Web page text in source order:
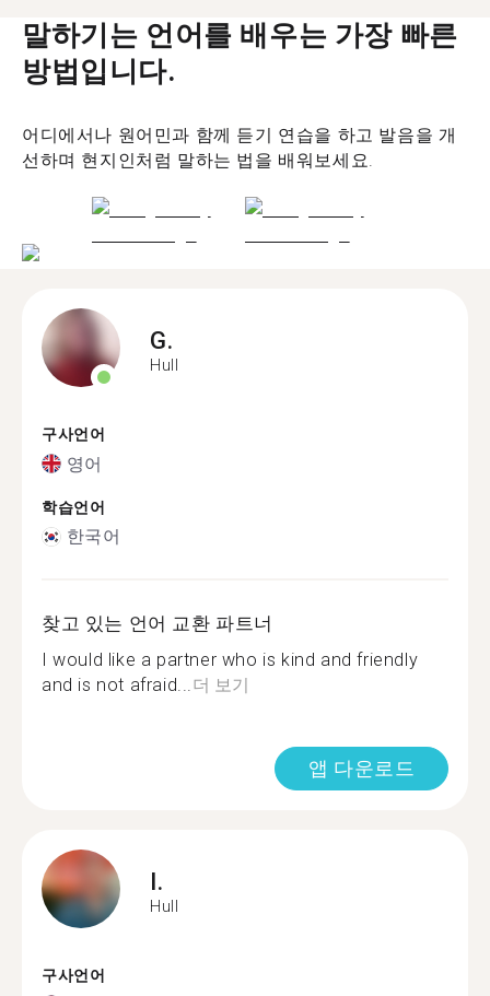
말하기는 언어를 배우는 가장 빠른
방법입니다.
어디에서나 원어민과 함께 듣기 연습을 하고 발음을 개
선하며 현지인처럼 말하는 법을 배워보세요.
G.
Hull
구사언어
영어
학습언어
한국어
찾고 있는 언어 교환 파트너
I would like a partner who is kind and friendly
and is not afraid...더 보기
앱 다운로드
I.
Hull
구사언어